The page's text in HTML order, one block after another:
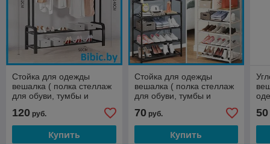
Стойка для одежды
вешалка ( полка стеллаж
для обуви, тумбы и
шкафы ) напольная Black
YP-609
120 руб.
Купить
Стойка для одежды
вешалка ( полка стеллаж
для обуви, тумбы и
Simple Lifestyle Белый и
черный
70руб.
Купить
50